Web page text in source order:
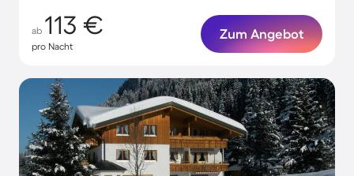
ab 113 €
pro Nacht
Zum Angebot